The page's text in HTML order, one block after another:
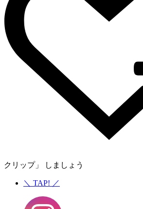
クリップ」 しましょう
＼ TAP! ／